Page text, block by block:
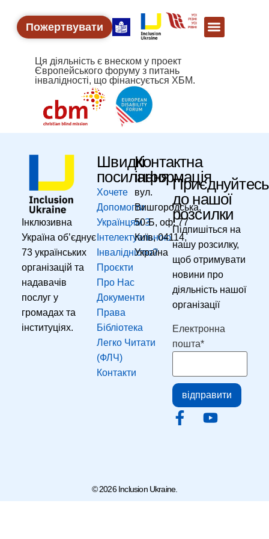
Пожертвувати
Ця діяльність є внеском у проект
Європейського форуму з питань
інвалідності, що фінансується ХБМ.
Інклюзивна
Україна об’єднує
73 українських
організацій та
надавачів
послуг у
громадах та
інституціях.
Швидкі
посилання
Хочете
Допомогти
Українцям З
Інтелектуальною
Інвалідністю?
Проєкти
Про Нас
Документи
Права
Бібліотека
Легко Читати
(ФЛЧ)
Контакти
Контактна
інформація
вул.
Вишгородська,
50-Б, оф. 77
Київ, 04114,
Україна
Приєднуйтесь
до нашої
розсилки
Підпишіться на
нашу розсилку,
щоб отримувати
новини про
діяльність нашої
організації
Електронна
пошта*
Email
відправити
© 2026 Inclusion Ukraine.